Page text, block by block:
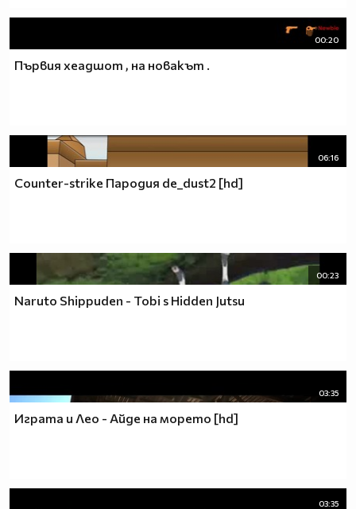
00:20
Първия хеадшот , на новакът .
06:16
Counter-strike Пародия de_dust2 [hd]
00:23
Naruto Shippuden - Tobi s Hidden Jutsu
03:35
Играта и Лео - Aйде на морето [hd]
03:35